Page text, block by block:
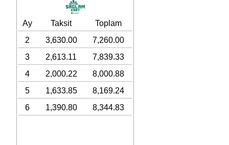
Ay Taksit
Toplam
2
3,630.00
7,260.00
3
2,613.11
7,839.33
4
2,000.22
8,000.88
5
1,633.85
8,169.24
6
1,390.80 8,344.83